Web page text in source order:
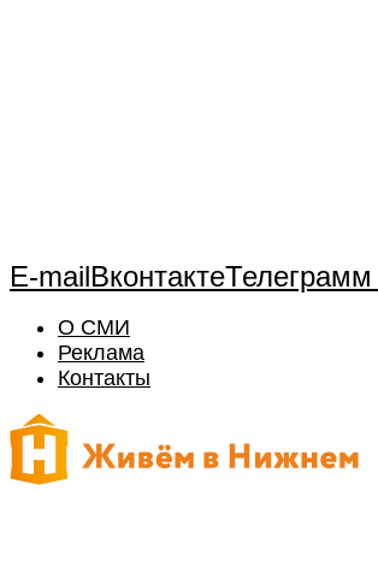
E-mailВконтактеТелеграмм
О СМИ
Реклама
Контакты